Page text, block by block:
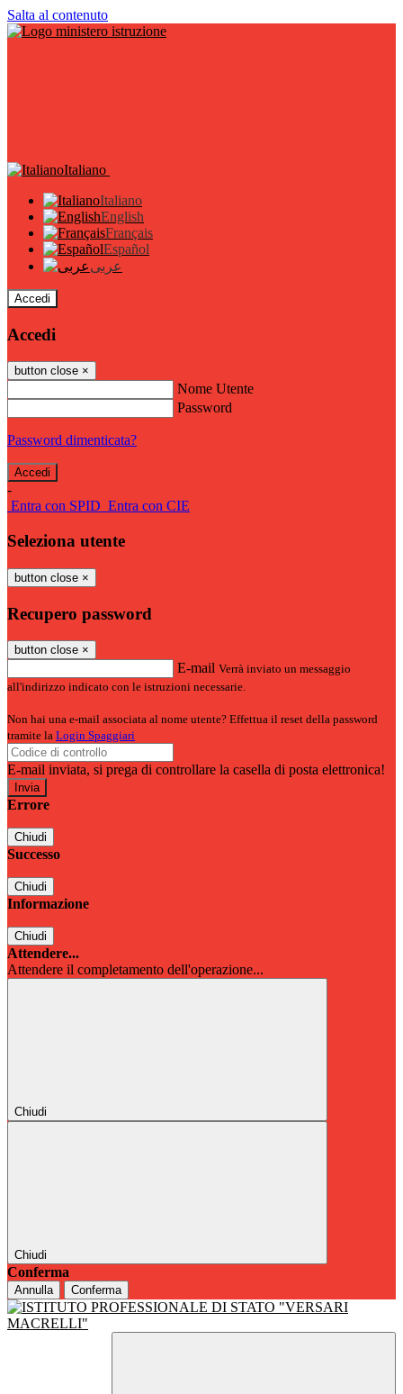
Salta al contenuto
Italiano
Italiano
English
Français
Español
عربى
Accedi
Accedi
button close ×
Nome Utente
Password
Password dimenticata?
-
Entra con SPID Entra con CIE
Seleziona utente
button close ×
Recupero password
button close ×
E-mail Verrà inviato un messaggio
all'indirizzo indicato con le istruzioni necessarie.
Non hai una e-mail associata al nome utente? Effettua il reset della password
tramite la Login Spaggiari
E-mail inviata, si prega di controllare la casella di posta elettronica!
Errore
Chiudi
Successo
Chiudi
Informazione
Chiudi
Attendere...
Attendere il completamento dell'operazione...
Chiudi
Chiudi
Conferma
Annulla Conferma